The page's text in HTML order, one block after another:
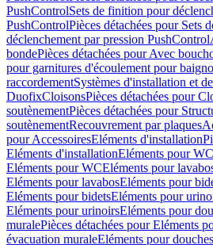
PushControlSets de finition pour
PushControlPièces détachées pour Sets
déclenchement par pression PushControl
bondePièces détachées pour Avec
pour garnitures d'écoulement pour
raccordementSystèmes d'installation et
DuofixCloisonsPièces détachées pour
soutènementPièces détachées pour
soutènementRecouvrement par plaques
pour AccessoiresEléments d'installation
Eléments d'installationEléments pour WC
Eléments pour WCEléments pour
Eléments pour lavabosEléments pour
Eléments pour bidetsEléments pour
Eléments pour urinoirsEléments pour
muralePièces détachées pour Eléments
évacuation muraleEléments pour